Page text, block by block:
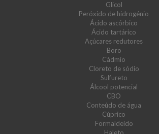
Glicol
Peróxido de hidrogénio
Ácido ascórbico
Ácido tartárico
Açúcares redutores
Boro
Cádmio
Cloreto de sódio
Sulfureto
Álcool potencial
CBO
Conteúdo de água
Cúprico
Formaldeído